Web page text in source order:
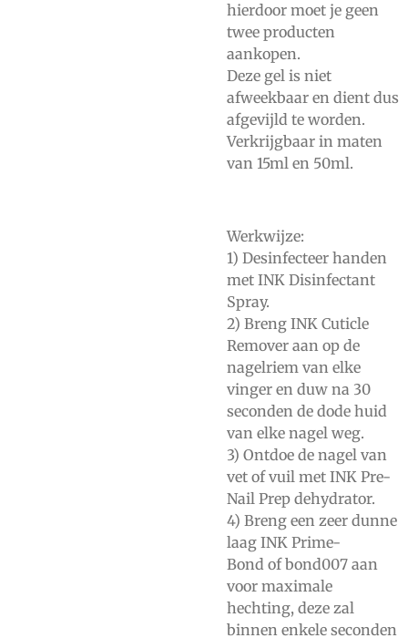
hierdoor moet je geen
twee producten
aankopen.
Deze gel is niet
afweekbaar en dient dus
afgevijld te worden.
Verkrijgbaar in maten
van 15ml en 50ml.
Werkwijze:
1) Desinfecteer handen
met INK Disinfectant
Spray.
2) Breng INK Cuticle
Remover aan op de
nagelriem van elke
vinger en duw na 30
seconden de dode huid
van elke nagel weg.
3) Ontdoe de nagel van
vet of vuil met INK Pre-
Nail Prep dehydrator.
4) Breng een zeer dunne
laag INK Prime-
Bond of bond007 aan
voor maximale
hechting, deze zal
binnen enkele seconden